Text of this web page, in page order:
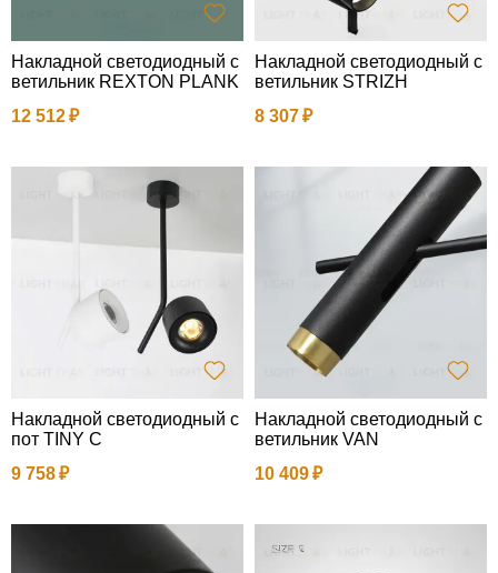
Накладной светодиодный с
ветильник REXTON PLANK
12 512
Накладной светодиодный с
ветильник STRIZH
8 307
Накладной светодиодный с
пот TINY C
9 758
Накладной светодиодный с
ветильник VAN
10 409